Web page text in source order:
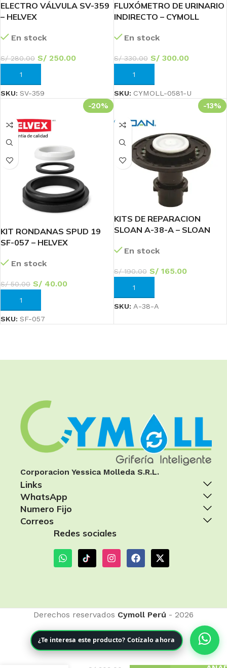
¿Te interesa este producto? Cotízalo ahora
ELECTRO VÁLVULA SV-359
– HELVEX
En stock
S/280.00 S/ 250.00
AÑADIR AL CARRITO
SKU: SV-359
FLUXÓMETRO DE URINARIO
INDIRECTO – CYMOLL
En stock
S/330.00 S/300.00
AÑADIR AL CARRITO
SKU: CYMOLL-0581-U
-20%
KIT RONDANAS SPUD 19
SF-057 – HELVEX
En stock
S/50.00 S/ 40.00
AÑADIR AL CARRITO
SKU: SF-057
-13%
KITS DE REPARACION
SLOAN A-38-A – SLOAN
En stock
S/190.00 S/165.00
AÑADIR AL CARRITO
SKU: A-38-A
Corporacion Yessica Molleda S.R.L.
Links
WhatsApp
Numero Fijo
Correos
Redes sociales
Derechos reservados Cymoll Perú - 2026
MEZCLADORA